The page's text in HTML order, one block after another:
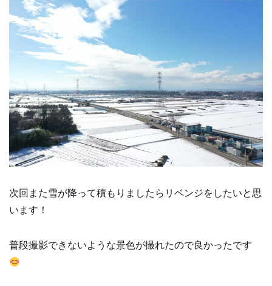
次回また雪が降って積もりましたらリベンジをしたいと思
います！
普段撮影できないような景色が撮れたので良かったです